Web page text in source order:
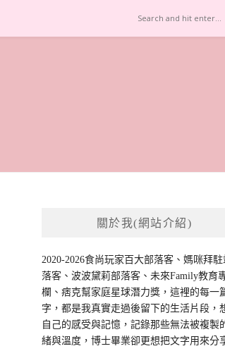
關於我(網站介紹)
2020-2026食尚玩家百大部落客、媽咪拜駐
落客、波波黛莉部落客、未來Family教育
欄、痞克幫家庭星球潛力獎，這裡的每一
字，都是我真實走過後留下的生活片段，
自己的感受與記憶，記錄那些無法被複製
緒與溫度，博士畢業卻更想把文字用來分